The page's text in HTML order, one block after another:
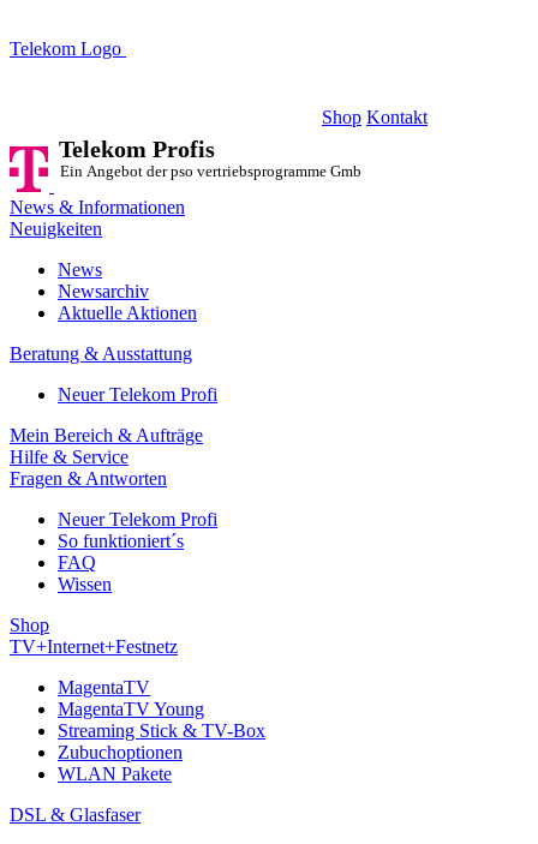
Telekom Logo
Shop Kontakt
Telekom Profis
Ein Angebot der pso vertriebsprogramme GmbH
News & Informationen
Neuigkeiten
News
Newsarchiv
Aktuelle Aktionen
Beratung & Ausstattung
Neuer Telekom Profi
Mein Bereich & Aufträge
Hilfe & Service
Fragen & Antworten
Neuer Telekom Profi
So funktioniert´s
FAQ
Wissen
Shop
TV+Internet+Festnetz
MagentaTV
MagentaTV Young
Streaming Stick & TV-Box
Zubuchoptionen
WLAN Pakete
DSL & Glasfaser